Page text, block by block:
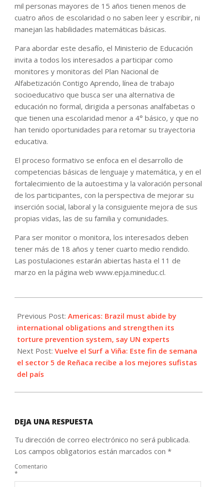
mil personas mayores de 15 años tienen menos de
cuatro años de escolaridad o no saben leer y escribir, ni
manejan las habilidades matemáticas básicas.
Para abordar este desafío, el Ministerio de Educación
invita a todos los interesados a participar como
monitores y monitoras del Plan Nacional de
Alfabetización Contigo Aprendo, línea de trabajo
socioeducativo que busca ser una alternativa de
educación no formal, dirigida a personas analfabetas o
que tienen una escolaridad menor a 4° básico, y que no
han tenido oportunidades para retomar su trayectoria
educativa.
El proceso formativo se enfoca en el desarrollo de
competencias básicas de lenguaje y matemática, y en el
fortalecimiento de la autoestima y la valoración personal
de los participantes, con la perspectiva de mejorar su
inserción social, laboral y la consiguiente mejora de sus
propias vidas, las de su familia y comunidades.
Para ser monitor o monitora, los interesados deben
tener más de 18 años y tener cuarto medio rendido.
Las postulaciones estarán abiertas hasta el 11 de
marzo en la página web www.epja.mineduc.cl.
02-
12
Previous Post: Americas: Brazil must abide by
international obligations and strengthen its
torture prevention system, say UN experts
Next Post: Vuelve el Surf a Viña: Este fin de semana
el sector 5 de Reñaca recibe a los mejores sufistas
del país
DEJA UNA RESPUESTA
Tu dirección de correo electrónico no será publicada.
Los campos obligatorios están marcados con *
Comentario
*